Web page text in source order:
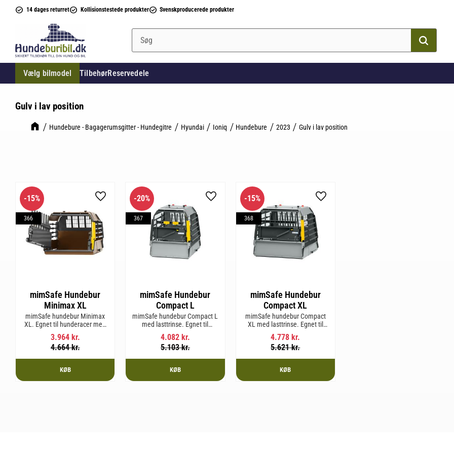
14 dages returret Kollisionstestede produkter Svenskproducerede produkter
Vælg bilmodel TilbehørReservedele
Gulv i lav position
Hundebure - Bagagerumsgitter - Hundegitre Hyundai Ioniq Hundebure 2023 Gulv i lav position
mimSafe Hundebur
Minimax XL
mimSafe hundebur Minimax
XL. Egnet til hunderacer med
en skulderhøjde på op til 38
cm.
3.964kr.
4.664kr.
15%
366
Gem som favorit
KØB
mimSafe Hundebur
Compact L
mimSafe hundebur Compact L
med lasttrinse. Egnet til
hunderacer med en
skulderhøjde på op til 58 cm.
4.082kr.
5.103kr.
20%
367
Gem som favorit
KØB
mimSafe Hundebur
Compact XL
mimSafe hundebur Compact
XL med lasttrinse. Egnet til
hunderacer med en
skulderhøjde på op til 58 cm.
4.778 kr.
5.621kr.
15%
368
Gem som favorit
KØB